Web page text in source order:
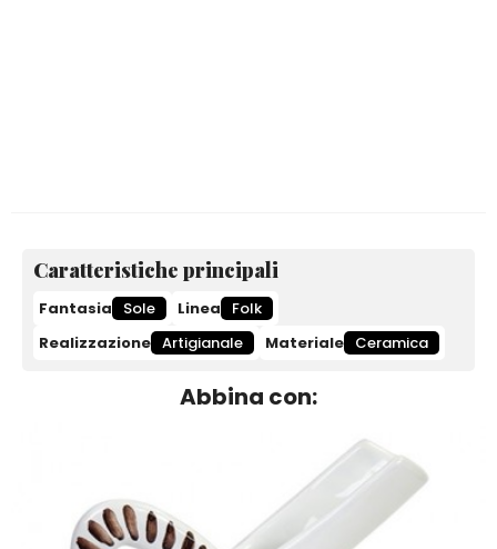
Caratteristiche principali
Fantasia Sole Linea
Folk
Realizzazione Artigianale Materiale Ceramica
Abbina con: